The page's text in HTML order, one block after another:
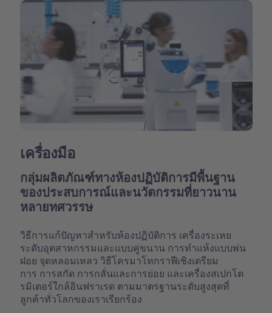
เครื่องมือ
กลุ่มผลิตภัณฑ์ทางห้องปฏิบัติการมีพื้นฐาน
ของประสบการณ์และนวัตกรรมที่ยาวนาน
หลายทศวรรษ
วิธีการแก้ปัญหาสำหรับห้องปฏิบัติการ เครื่องระเหย
ระดับอุตสาหกรรมและแบบคู่ขนาน การทำแห้งแบบพ่น
ฝอย จุดหลอมเหลว วิธีโครมาโทกราฟีเชิงเตรียม
การ การสกัด การกลั่นและการย่อย และเครื่องสเปกโต
รมิเตอร์ใกล้อินฟราเรด ตามมาตรฐานระดับสูงสุดที่
ลูกค้าทั่วโลกของเราเรียกร้อง